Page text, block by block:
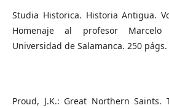
Studia Historica. Historia Antigua.
Homenaje al profesor
Universidad de Salamanca. 250
Proud, J.K.: Great Northern